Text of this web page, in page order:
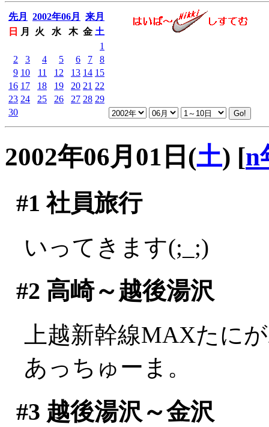
先月 2002年06月
来月
日
月 火 水 木 金 土
1
2
3 4 5 6 7
8
9 10 11 12 13 14 15
16 17 18 19 20 21 22
23 24 25 26 27 28 29
30
2002年06月01日(土) [n
#1 社員旅行
いってきます(;_;)
#2 高崎～越後湯沢
上越新幹線MAXたに
あっちゅーま。
#3 越後湯沢～金沢